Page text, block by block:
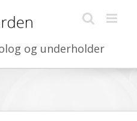
og underholder